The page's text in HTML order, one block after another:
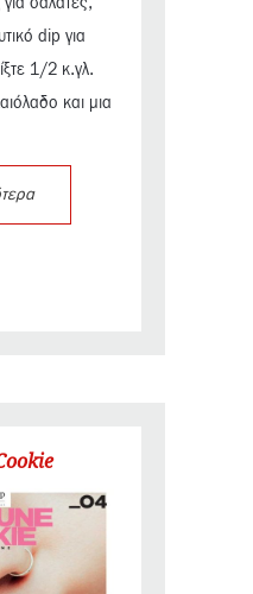
dip για
1/2 κ.γλ.
και μια